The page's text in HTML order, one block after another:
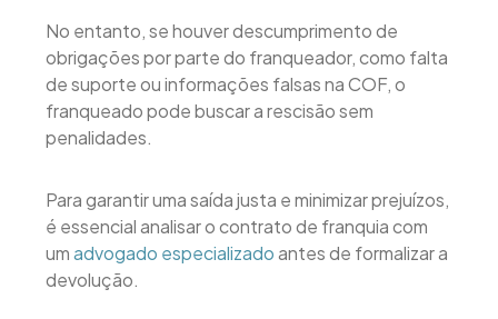
No entanto, se houver descumprimento de
obrigações por parte do franqueador, como falta
de suporte ou informações falsas na COF, o
franqueado pode buscar a rescisão sem
penalidades.
Para garantir uma saída justa e minimizar prejuízos,
é essencial analisar o contrato de franquia com
umadvogado especializadoantes de formalizar a
devolução.